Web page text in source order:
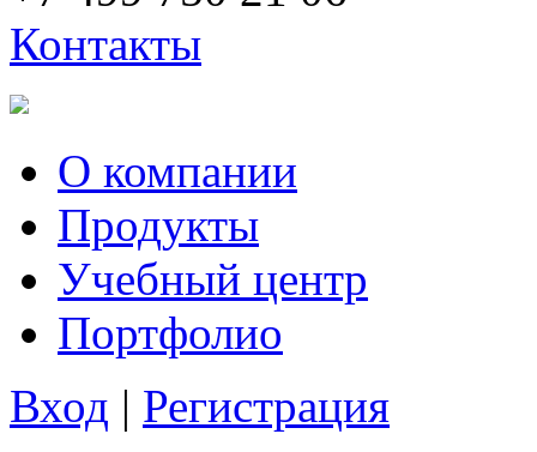
Контакты
О компании
Продукты
Учебный центр
Портфолио
Вход | Регистрация